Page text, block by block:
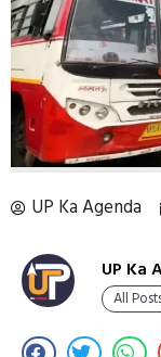
UP Ka Agenda
UP Ka
All